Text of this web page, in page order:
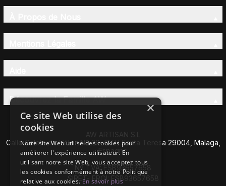
Découvrez la Famille AW
AW ARTISAN S.L
Calle Caleta de Vélez Nº 39-41 P.I Santa Teresa 29004, Malaga,
Espagne
Nº TVA: ESB93657658
SIRET- EROI: ESB93657658
×
Ce site Web utilise des
cookies
Notre site Web utilise des cookies pour
améliorer l'expérience utilisateur. En
utilisant notre site Web, vous acceptez tous
les cookies conformément à notre Politique
relative aux cookies.En savoir plus